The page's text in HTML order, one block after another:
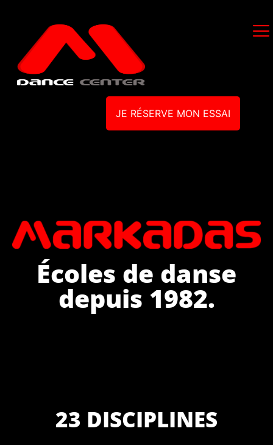
JE RÉSERVE MON ESSAI
Écoles de danse
depuis 1982.
23 DISCIPLINES